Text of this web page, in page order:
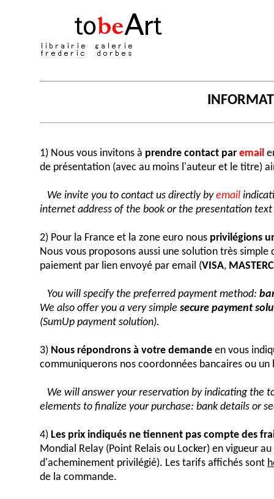
1) Nous vous invitons à prendre contact par email
de présentation (avec au moins l'auteur et le titre)
We invite you to contact us directly byemail
internet address of the book or the presentation
2) Pour la France et la zone euro nous privilégions
Nous vous proposons aussi une solution très simple
paiement par lien envoyé par email (VISA,
You will specify the preferred payment method:
We also offer you a very simple secure payment
(SumUp payment solution).
3) Nous répondrons à votre demande en vous
communiquerons nos coordonnées bancaires ou
We will answer your reservation by indicating the
elements to finalize your purchase: bank details or
4) Les prix indiqués ne tiennent pas compte des
Mondial Relay (Point Relais ou Locker) en vigueur
d'acheminement privilégié). Les tarifs affichés sont
de la commande.